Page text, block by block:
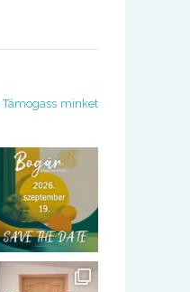
Támogass minket